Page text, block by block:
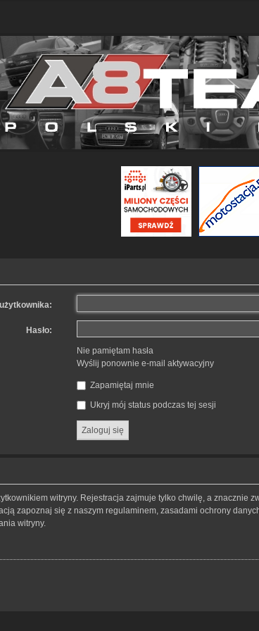
Hasło:
Nie pamiętam hasła
Wyślij ponownie e-mail aktywacyjny
Zapamiętaj mnie
Ukryj mój status podczas tej sesji
witryny. Rejestracja zajmuje tylko chwilę, a znacznie
zapoznaj się z naszym regulaminem, zasadami ochrony
witryny.